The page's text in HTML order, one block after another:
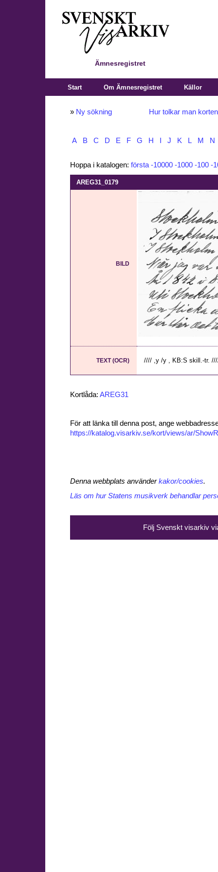
Ämnesregistret
Start Om Ämnesregistret Källor
» Ny sökning Hur tolkar man
A B C D E F G H J K L M N
Hoppa i katalogen: första -10000 -1000 -100 -
AREG31_0179
BILD
TEXT (OCR) //// ,y /y , KB:S skill.-tr.
Kortlåda: AREG31
För att länka till denna post, ange
https://katalog.visarkiv.se/kort/views/ar/
Denna webbplats använderkakor/cookies.
Läs om hur Statens musikverk behandlar
Följ Svenskt visarkiv